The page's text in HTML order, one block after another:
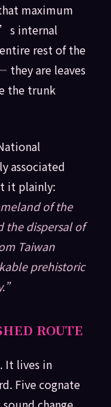
maximum
internal
rest of the
they are leaves
the trunk
associated
it plainly:
of the
the dispersal of
Taiwan
prehistoric
ROUTE
It lives in
Five cognate